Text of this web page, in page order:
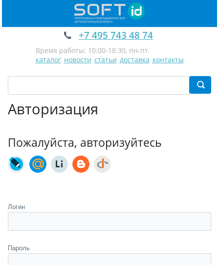
+7 495 743 48 74
Время работы: 10:00-18:30, пн-пт.
каталог новости статьи доставка контакты
Авторизация
Пожалуйста, авторизуйтесь
Логин
Пароль